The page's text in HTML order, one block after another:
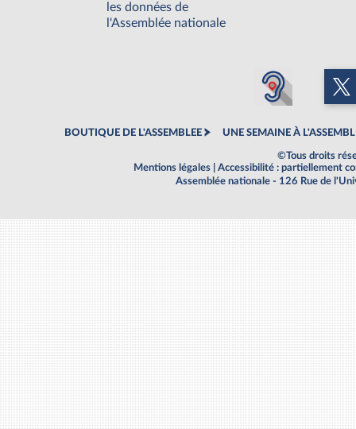
les données de
l'Assemblée nationale
BOUTIQUE DE L'ASSEMBLEE UNE SEMAINE À
©Tous droits
Mentions légales
Accessibilité : partiellement
Assemblée nationale - 126 Rue de